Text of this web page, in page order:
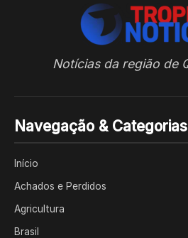
Notícias da região de
Navegação & Categorias
Início
Achados e Perdidos
Agricultura
Brasil